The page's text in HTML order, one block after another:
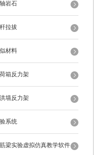
岩石
拉拔
材料
箱反力架
墙反力架
系统
梁实验虚拟仿真教学软件